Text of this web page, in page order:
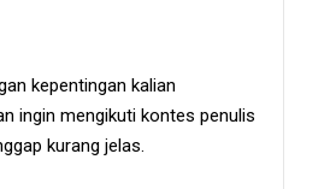
kepentingan kalian
ingin mengikuti kontes penulis
kurang jelas.